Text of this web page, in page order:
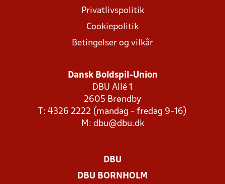
Privatlivspolitik
Cookiepolitik
Betingelser og vilkår
Dansk Boldspil-Union
DBU Allé 1
2605 Brøndby
T: 4326 2222 (mandag - fredag 9-16)
M: dbu@dbu.dk
DBU
DBU BORNHOLM